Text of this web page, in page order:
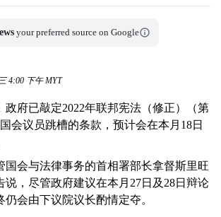
your preferred source on Google
4:00 下午 MYT
政府已敲定2022年联邦宪法（修正）（第
会议员跳槽的条款，预计会在本月18日
国会与法律事务的首相署部长拿督斯里旺
说，尽管政府建议在本月27日及28日辩论
仍会由下议院议长酌情定夺。